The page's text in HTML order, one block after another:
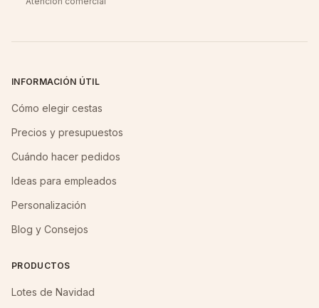
INFORMACIÓN ÚTIL
Cómo elegir cestas
Precios y presupuestos
Cuándo hacer pedidos
Ideas para empleados
Personalización
Blog y Consejos
PRODUCTOS
Lotes de Navidad